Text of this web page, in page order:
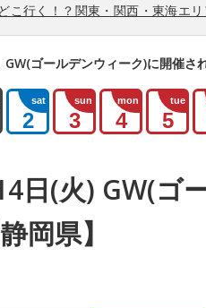
こ行く！？関東・関西・東海エ
GW(ゴールデンウィーク)に開催さ
sat
2
sun
3
mon
4
tue
5
日(火) GW(ゴ
岡県】